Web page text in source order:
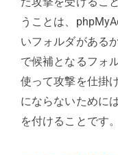
うことは、
いフォルダがある
で候補となるフォ
使って攻撃を仕掛
にならないために
を付けることです。